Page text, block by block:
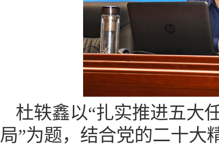
杜轶鑫以“扎实推进五大
局”为题，结合党的二十大